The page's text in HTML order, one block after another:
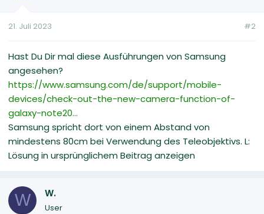
21. Juli 2023 #2
Hast Du Dir mal diese Ausführungen von Samsung
angesehen?
https://www.samsung.com/de/support/mobile-
devices/check-out-the-new-camera-function-of-
galaxy-note20...
Samsung spricht dort von einem Abstand von
mindestens 80cm bei Verwendung des Teleobjektivs. L:
Lösung in ursprünglichem Beitrag anzeigen
W W.
User